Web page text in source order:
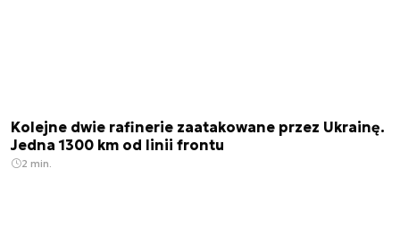
Kolejne dwie rafinerie zaatakowane przez Ukrainę.
Jedna 1300 km od linii frontu
2 min.